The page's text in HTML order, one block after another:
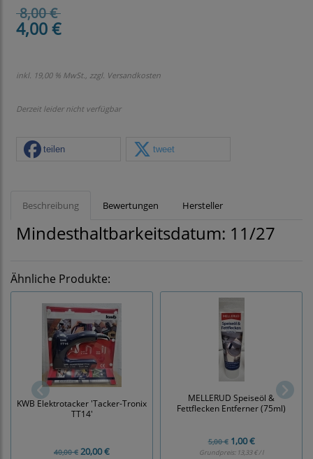
8,00 €
4,00 €
inkl. 19,00 % MwSt., zzgl. Versandkosten
Derzeit leider nicht verfügbar
teilen tweet
Beschreibung Bewertungen Hersteller
Mindesthaltbarkeitsdatum: 11/27
Ähnliche Produkte:
KWB Elektrotacker 'Tacker-Tronix
TT14'
40,00 € 20,00 €
MELLERUD Speiseöl &
Fettflecken Entferner (75ml)
5,00 €1,00 €
Grundpreis: 13,33 € / l